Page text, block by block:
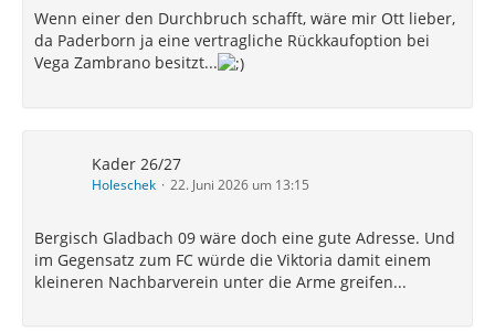
Wenn einer den Durchbruch schafft, wäre mir Ott lieber,
da Paderborn ja eine vertragliche Rückkaufoption bei
Vega Zambrano besitzt...
Kader 26/27
Holeschek 22. Juni 2026 um 13:15
Bergisch Gladbach 09 wäre doch eine gute Adresse. Und
im Gegensatz zum FC würde die Viktoria damit einem
kleineren Nachbarverein unter die Arme greifen...